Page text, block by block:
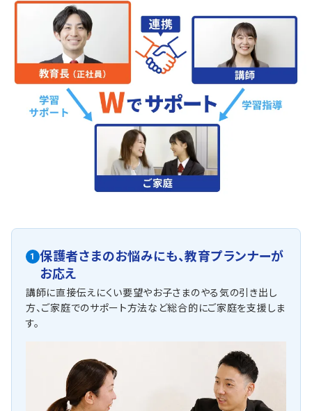
1 保護者さまのお悩みにも、教育プランナーが
お応え
講師に直接伝えにくい要望やお子さまのやる気の引き出し
方、ご家庭でのサポート方法など総合的にご家庭を支援しま
す。